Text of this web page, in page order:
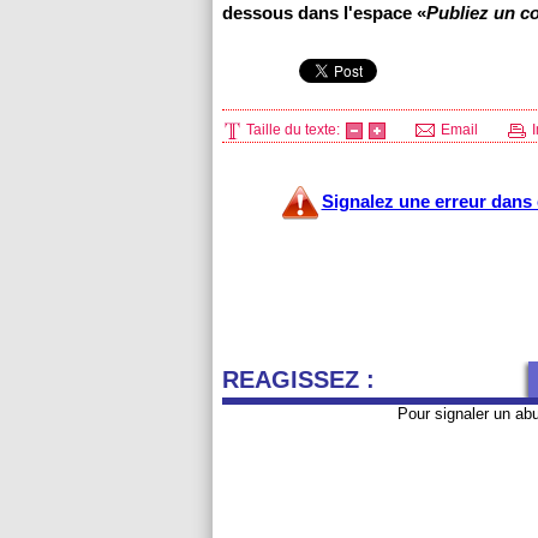
dessous dans l'espace «Publiez un
Taille du texte: Email
Signalez une erreur
REAGISSEZ :
Pour signaler un